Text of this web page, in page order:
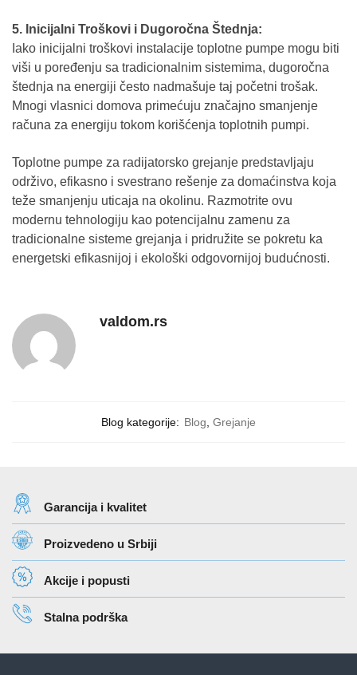
5. Inicijalni Troškovi i Dugoročna Štednja:
Iako inicijalni troškovi instalacije toplotne pumpe mogu biti
viši u poređenju sa tradicionalnim sistemima, dugoročna
štednja na energiji često nadmašuje taj početni trošak.
Mnogi vlasnici domova primećuju značajno smanjenje
računa za energiju tokom korišćenja toplotnih pumpi.
Toplotne pumpe za radijatorsko grejanje predstavljaju
održivo, efikasno i svestrano rešenje za domaćinstva koja
teže smanjenju uticaja na okolinu. Razmotrite ovu
modernu tehnologiju kao potencijalnu zamenu za
tradicionalne sisteme grejanja i pridružite se pokretu ka
energetski efikasnijoj i ekološki odgovornijoj budućnosti.
valdom.rs
Blog kategorije: Blog Grejanje
Garancija i kvalitet
Proizvedeno u Srbiji
Akcije i popusti
Stalna podrška